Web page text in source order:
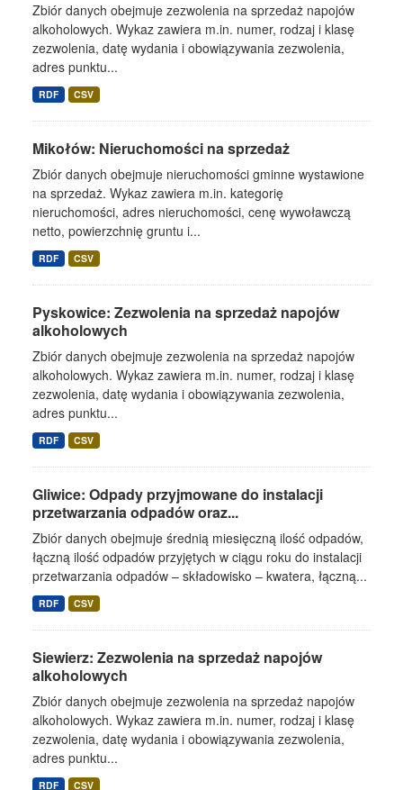
Zbiór danych obejmuje zezwolenia na sprzedaż napojów
alkoholowych. Wykaz zawiera m.in. numer, rodzaj i klasę
zezwolenia, datę wydania i obowiązywania zezwolenia,
adres punktu...
RDF CSV
Mikołów: Nieruchomości na sprzedaż
Zbiór danych obejmuje nieruchomości gminne wystawione
na sprzedaż. Wykaz zawiera m.in. kategorię
nieruchomości, adres nieruchomości, cenę wywoławczą
netto, powierzchnię gruntu i...
RDF CSV
Pyskowice: Zezwolenia na sprzedaż napojów
alkoholowych
Zbiór danych obejmuje zezwolenia na sprzedaż napojów
alkoholowych. Wykaz zawiera m.in. numer, rodzaj i klasę
zezwolenia, datę wydania i obowiązywania zezwolenia,
adres punktu...
RDF CSV
Gliwice: Odpady przyjmowane do instalacji
przetwarzania odpadów oraz...
Zbiór danych obejmuje średnią miesięczną ilość odpadów,
łączną ilość odpadów przyjętych w ciągu roku do instalacji
przetwarzania odpadów – składowisko – kwatera, łączną...
RDF CSV
Siewierz: Zezwolenia na sprzedaż napojów
alkoholowych
Zbiór danych obejmuje zezwolenia na sprzedaż napojów
alkoholowych. Wykaz zawiera m.in. numer, rodzaj i klasę
zezwolenia, datę wydania i obowiązywania zezwolenia,
adres punktu...
RDF CSV